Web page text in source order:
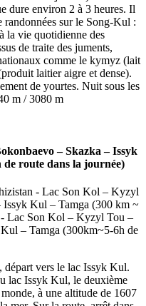
dure environ 2 à 3 heures. Il
randonnées sur le Song-Kul :
la vie quotidienne des
de traite des juments,
comme le kymyz (lait
laitier aigre et dense).
de yourtes. Nuit sous les
m / 3080 m
– Skazka – Issyk
route dans la journée)
départ vers le lac Issyk Kul.
lac Issyk Kul, le deuxième
à une altitude de 1607